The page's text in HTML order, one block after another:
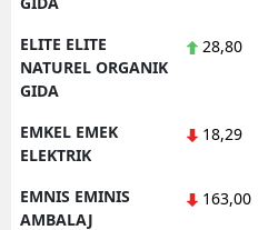
ELITE ELITE
NATUREL ORGANIK
GIDA
28,80
EMKEL EMEK
ELEKTRIK
18,29
EMNIS EMINIS
AMBALAJ
163,00